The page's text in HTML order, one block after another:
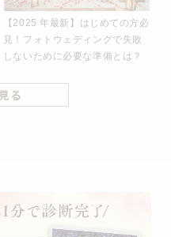
【2025 年最新】はじめての方必
見！フォトウェディングで失敗
しないために必要な準備とは？
る